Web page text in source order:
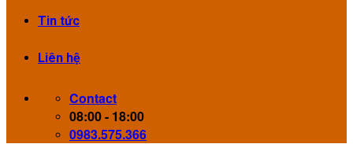
Tin tức
Liên hệ
Contact
08:00 - 18:00
0983.575.366